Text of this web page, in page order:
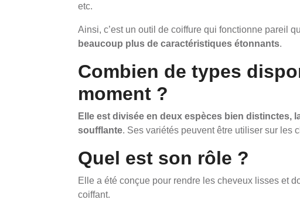
etc.
Ainsi, c’est un outil de coiffure qui fonctionne pareil
beaucoup plus de caractéristiques étonnants.
Combien de types
moment ?
Elle est divisée en deux espèces bien distinctes,
soufflante. Ses variétés peuvent être utiliser sur les
Quel est son rôle ?
Elle a été conçue pour rendre les cheveux lisses et
coiffant.